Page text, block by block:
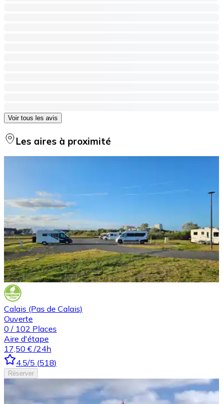
Voir tous les avis
Les aires à proximité
Calais (Pas de Calais)
Ouverte
0 / 102 Places
Aire d'étape
17,50 € /24h
4.5/5 (518)
Réserver